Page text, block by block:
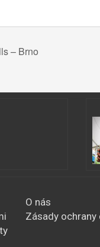
– Brno
O nás
Zásady